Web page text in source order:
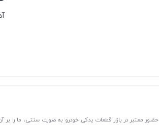
معتبر در بازار قطعات یدکی خودرو به صورت سنتی، ما را